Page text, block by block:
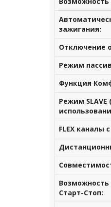
зажигания:
Отключение
Режим
Функция
Режим
FLEX каналы
Возможность
Старт-Стоп: